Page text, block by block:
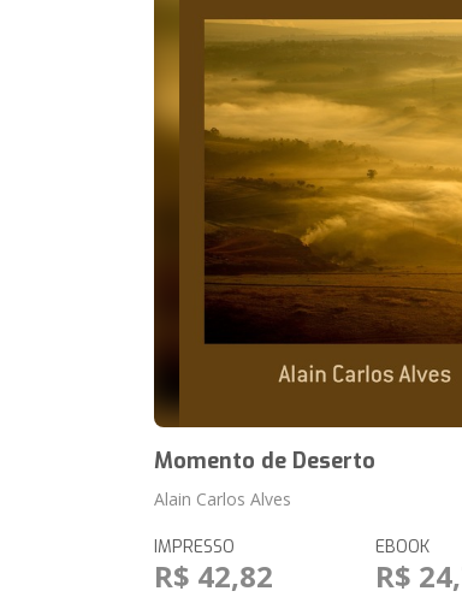
Momento de Deserto
Alain Carlos Alves
IMPRESSO
R$ 42,82
EBOOK
R$